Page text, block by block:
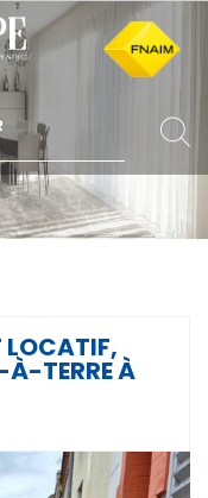
LOCATIF,
À-TERRE À